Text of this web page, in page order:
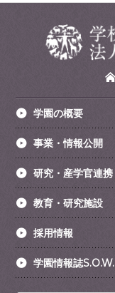
学園の概要
事業・情報公開
研究・産学官連携
教育・研究施設
採用情報
学園情報誌S.O.W.